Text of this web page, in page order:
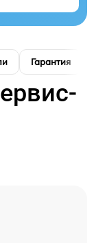
Гарантия